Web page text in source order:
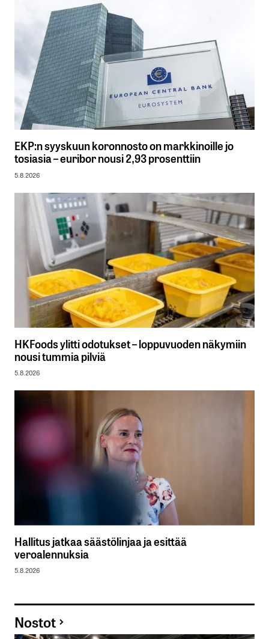
EKP:n syyskuun koronnosto on markkinoille jo
tosiasia – euribor nousi 2,93 prosenttiin
5.8.2026
HKFoods ylitti odotukset – loppuvuoden näkymiin
nousi tummia pilviä
5.8.2026
Hallitus jatkaa säästölinjaa ja esittää
veroalennuksia
5.8.2026
Nostot